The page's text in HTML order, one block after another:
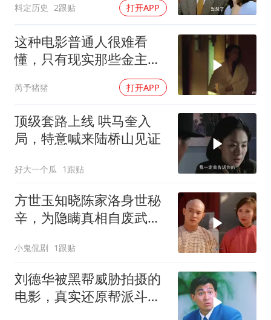
料定历史 2跟贴 打开APP
这种电影普通人很难看
懂，只有现实那些金主看
芮予猪猪 打开APP
顶级套路上线 哄马奎入
局，特意喊来陆桥山见证
好大一个瓜 1跟贴
方世玉知晓陈家洛身世秘
辛，为隐瞒真相自废武
小鬼侃剧 1跟贴
刘德华被黑帮威胁拍摄的
电影，真实还原帮派斗